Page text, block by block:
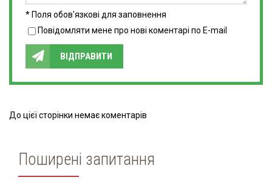
* Поля обов'язкові для заповнення
Повідомляти мене про нові коментарі по E-mail
ВІДПРАВИТИ
До цієї сторінки немає коментарів
Поширені запитання